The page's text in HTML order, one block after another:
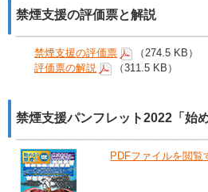
禁煙支援の評価票と解説
禁煙支援の評価票
（274.5 KB）
評価票の解説
（311.5 KB）
禁煙支援パンフレット2022「始
PDFファイルを閲覧